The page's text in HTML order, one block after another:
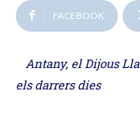
FACEBOOK
Antany, el
els darrers dies